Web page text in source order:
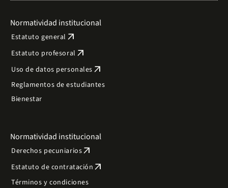
Normatividad institucional
Estatuto general arrow_outward
Estatuto profesoral arrow_outward
Uso de datos personales arrow_outward
Reglamentos de estudiantes
Bienestar
Normatividad institucional
Derechos pecuniariosarrow_outward
Estatuto de contratación arrow_outward
Términos y condiciones